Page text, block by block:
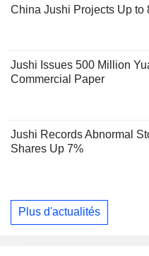
China Jushi Projects Up to
Jushi Issues 500 Million
Commercial Paper
Jushi Records Abnormal
Shares Up 7%
Plus d'actualités